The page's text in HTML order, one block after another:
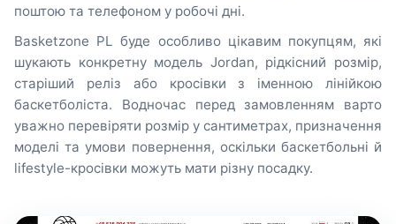
поштою та телефоном у робочі дні.
Basketzone PL буде особливо цікавим покупцям, які
шукають конкретну модель Jordan, рідкісний розмір,
старіший реліз або кросівки з іменною лінійкою
баскетболіста. Водночас перед замовленням варто
уважно перевіряти розмір у сантиметрах, призначення
моделі та умови повернення, оскільки баскетбольні й
lifestyle-кросівки можуть мати різну посадку.